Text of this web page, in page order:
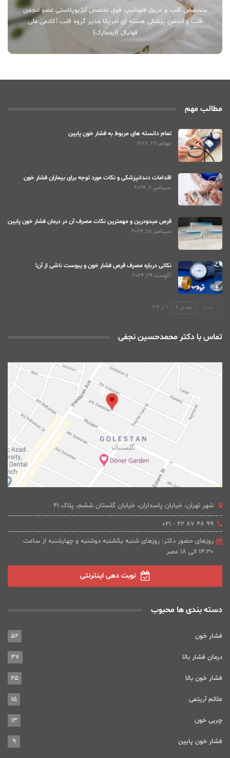
متخصص قلب و عروق فلوشیپ فوق تخصص آنژیوپلاستی عضو انجمن
قلب و انجمن پزشکی هسته ای آمریکا مدیر گروه قلب آکادمی ملی
فوتبال (ایفمارک)
مطالب مهم
تمام دانسته های مربوط به فشار خون پایین
جولای 28, 2017
اقدامات دندانپزشکی و نکات مورد توجه برای بیماران فشار خون
سپتامبر 7, 2024
قرص میدودرین و مهمترین نکات مصرف آن در درمان فشار خون پایین
سپتامبر 15, 2024
نکاتی درباره مصرف قرص فشار خون و یبوست ناشی از آن!
آگوست 29, 2024
بعدی بعدی 1 از 39
تماس با دکتر محمدحسین نجفی
شهر تهران، خیابان پاسداران، خیابان گلستان ششم، پلاک 41
۹۹ ۴۸ ۸۷ ۲۲ - ۰۲۱
روزهای حضور دکتر: روزهای شنبه یکشنبه دوشنبه و چهارشنبه از ساعت
۱۴:۳۰ الی ۱۸ عصر
نوبت دهی اینترنتی
دسته بندی ها محبوب
فشار خون 52
درمان فشار بالا 37
فشار خون بالا 25
علائم آریتمی 15
چربی خون 13
فشار خون پایین 9